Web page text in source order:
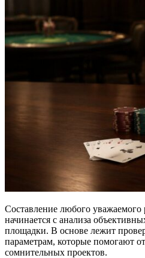
Составление любого уважаемого
начинается с анализа
площадки. В основе лежит
параметрам, которые помогают
сомнительных проектов.